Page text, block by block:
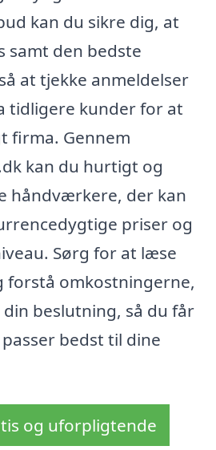
kan du sikre dig, at
samt den bedste
at tjekke anmeldelser
tidligere kunder for at
firma. Gennem
kan du hurtigt og
håndværkere, der kan
priser og
Sørg for at læse
forstå omkostningerne,
beslutning, så du får
bedst til dine
og uforpligtende